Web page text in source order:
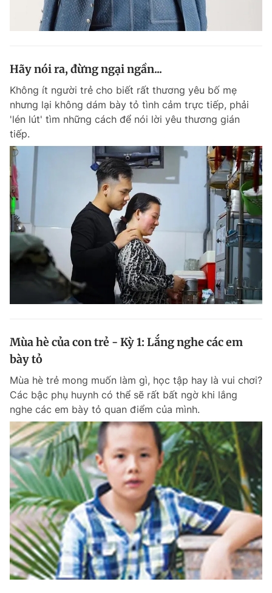
Thông tin tòa soạn Liên hệ quảng cáo
Đọc Thanh Niên trên điện thoại
Theo dõi báo trên
Hotline
0906 645 777
Liên hệ quảng cáo
0908 780 404
Quảng cáo RSS Tòa soạn Chính sách bảo
Tổng biên tập: Nguyễn Ngọc Toàn
Phó tổng biên tập thường trực: Hải Thành
Giấy phép xuất bản số 110/GP - BTTTT cấp ngày 24.3.2020
© 2003-2026 Bản quyền thuộc về Báo Thanh Niên. Cấm sao chép
dưới mọi hình thức nếu không có sự chấp thuận bằng văn bản.
Phát triển bởi ePi Technologies, JSC.
Hãy nói ra, đừng ngại ngần...
Không ít người trẻ cho biết rất thương yêu bố mẹ
nhưng lại không dám bày tỏ tình cảm trực tiếp, phải
'lén lút' tìm những cách để nói lời yêu thương gián
tiếp.
Mùa hè của con trẻ - Kỳ 1: Lắng nghe các em
bày tỏ
Mùa hè trẻ mong muốn làm gì, học tập hay là vui chơi?
Các bậc phụ huynh có thể sẽ rất bất ngờ khi lắng
nghe các em bày tỏ quan điểm của mình.